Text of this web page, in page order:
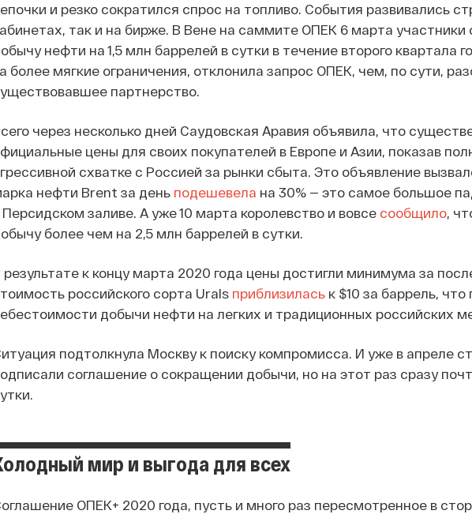
и резко сократился спрос на топливо. События развивались
так и на бирже. В Вене на саммите ОПЕК 6 марта участники
нефти на 1,5 млн баррелей в сутки в течение второго квартала
более мягкие ограничения, отклонила запрос ОПЕК, чем, по сути,
партнерство.
через несколько дней Саудовская Аравия объявила, что
цены для своих покупателей в Европе и Азии, показав
схватке с Россией за рынки сбыта. Это объявление
нефти Brent за день подешевела на 30% — это самое большое
Персидском заливе. А уже 10 марта королевство и вовсе сообщило,
более чем на 2,5 млн баррелей в сутки.
результате к концу марта 2020 года цены достигли минимума за
российского сорта Urals приблизилась к $10 за баррель,
добычи нефти на легких и традиционных российских
подтолкнула Москву к поиску компромисса. И уже в апреле
соглашение о сокращении добычи, но на этот раз сразу
мир и выгода для всех
ОПЕК+ 2020 года, пусть и много раз пересмотренное в